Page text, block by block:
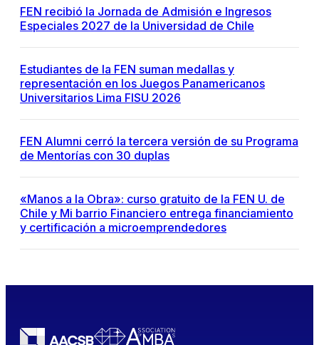
FEN recibió la Jornada de Admisión e Ingresos
Especiales 2027 de la Universidad de Chile
Estudiantes de la FEN suman medallas y
representación en los Juegos Panamericanos
Universitarios Lima FISU 2026
FEN Alumni cerró la tercera versión de su Programa
de Mentorías con 30 duplas
«Manos a la Obra»: curso gratuito de la FEN U. de
Chile y Mi barrio Financiero entrega financiamiento
y certificación a microemprendedores